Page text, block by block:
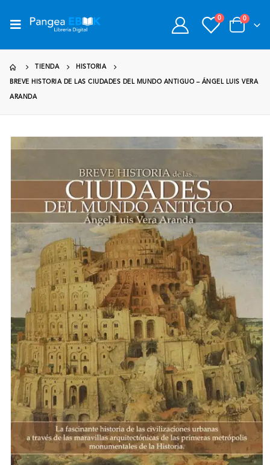
0 0
TIENDA HISTORIA
BREVE HISTORIA DE LAS CIUDADES DEL MUNDO ANTIGUO – ÁNGEL LUIS VERA
ARANDA